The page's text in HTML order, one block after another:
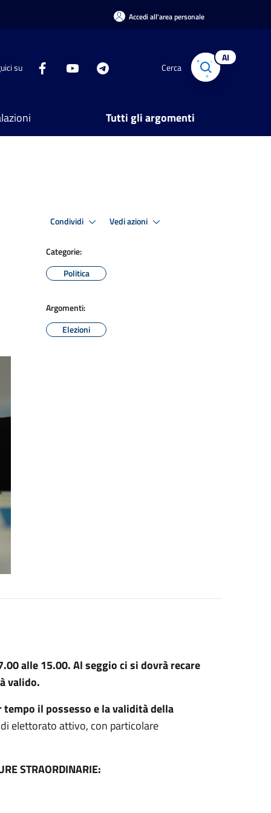
Accedi all'area personale
su Cerca
AI
Tutti gli argomenti
Condividi Vedi azioni
Categorie:
Politica
Argomenti:
Elezioni
alle 15.00.Al seggio ci si dovrà recare
valido.
tempo il possesso e la validità della
elettorato attivo, con particolare
STRAORDINARIE: